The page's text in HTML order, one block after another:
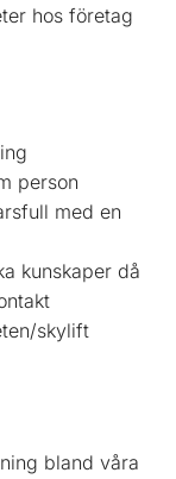
hos företag
person
med en
kunskaper då
skylift
bland våra